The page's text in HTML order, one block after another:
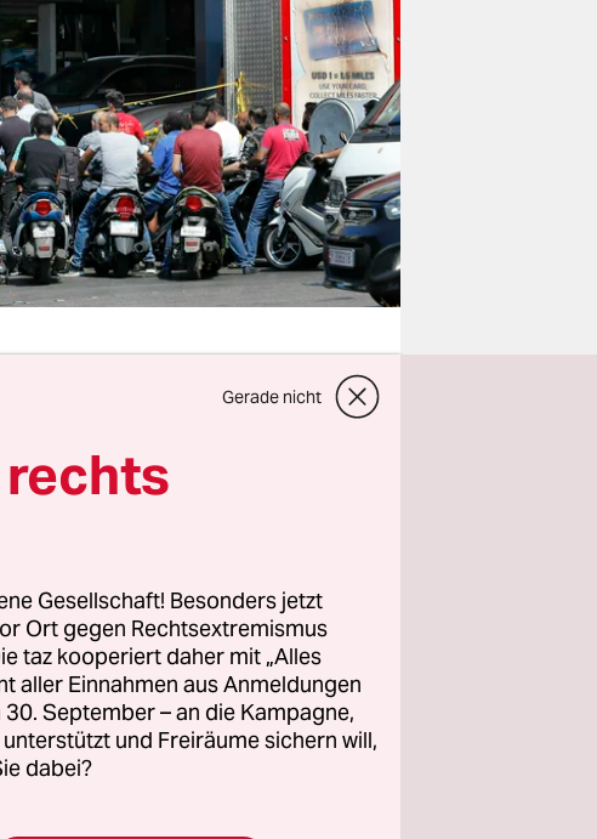
meines
der
Wenn es
im
das
nicht an
die Aggregate
nur noch
Schlangen,
Gerade nicht
Gesellschaft! Besonders jetzt
Ort gegen Rechtsextremismus
taz kooperiert daher mit „Alles
aller Einnahmen aus Anmeldungen
September – an die Kampagne,
und Freiräume sichern will,
dabei?